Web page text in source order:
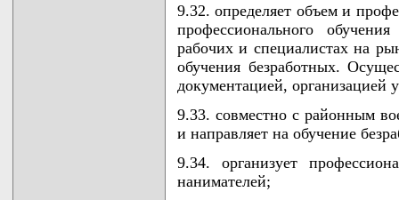
9.32. определяет объем и
профессионального
рабочих и специалистах на
обучения безработных.
документацией, организацией
9.33. совместно с районным
и направляет на обучение
9.34. организует
нанимателей;